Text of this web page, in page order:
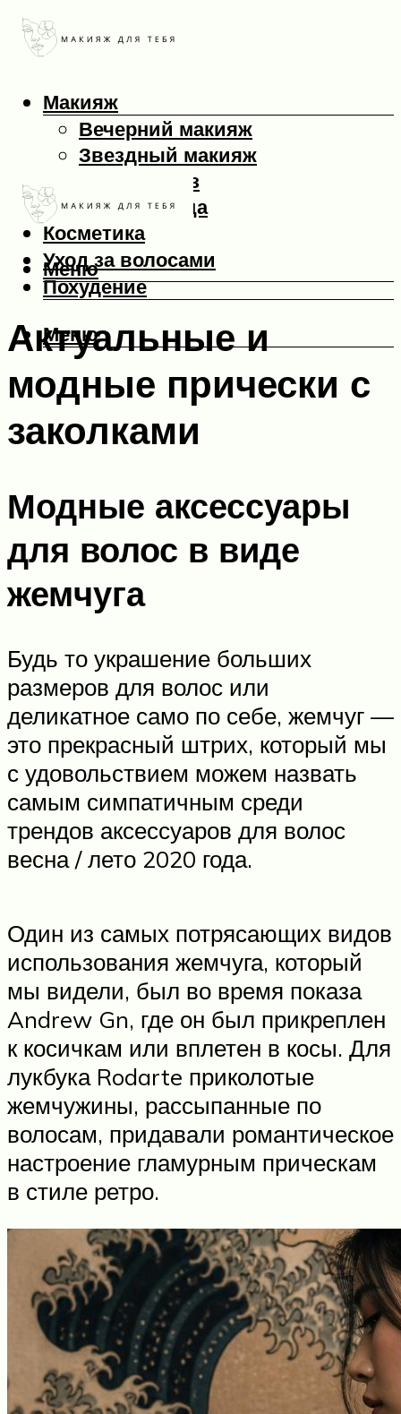
Макияж
Вечерний макияж
Звездный макияж
Макияж глаз
Макияж лица
Косметика
Уход за волосами
Похудение
Меню
Меню
Актуальные и
модные прически с
заколками
Модные аксессуары
для волос в виде
жемчуга
Будь то украшение больших
размеров для волос или
деликатное само по себе, жемчуг —
это прекрасный штрих, который мы
с удовольствием можем назвать
самым симпатичным среди
трендов аксессуаров для волос
весна / лето 2020 года.
Один из самых потрясающих видов
использования жемчуга, который
мы видели, был во время показа
Andrew Gn, где он был прикреплен
к косичкам или вплетен в косы. Для
лукбука Rodarte приколотые
жемчужины, рассыпанные по
волосам, придавали романтическое
настроение гламурным прическам
в стиле ретро.